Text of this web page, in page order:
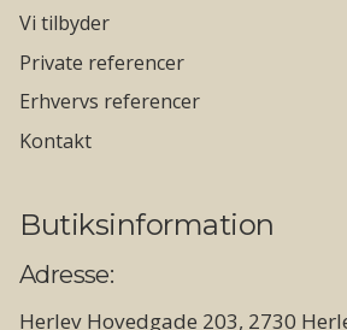
Vi tilbyder
Private referencer
Erhvervs referencer
Kontakt
Butiksinformation
Adresse:
Herlev Hovedgade 203, 2730